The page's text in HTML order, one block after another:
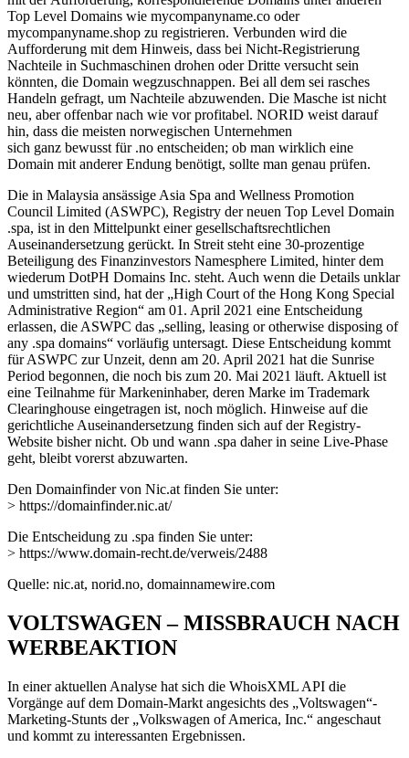
Top Level Domains wie mycompanyname.co oder
mycompanyname.shop zu registrieren. Verbunden wird die
Aufforderung mit dem Hinweis, dass bei Nicht-Registrierung
Nachteile in Suchmaschinen drohen oder Dritte versucht sein
könnten, die Domain wegzuschnappen. Bei all dem sei rasches
Handeln gefragt, um Nachteile abzuwenden. Die Masche ist nicht
neu, aber offenbar nach wie vor profitabel. NORID weist darauf
hin, dass die meisten norwegischen Unternehmen
sich ganz bewusst für .no entscheiden; ob man wirklich eine
Domain mit anderer Endung benötigt, sollte man genau prüfen.
Die in Malaysia ansässige Asia Spa and Wellness Promotion
Council Limited (ASWPC), Registry der neuen Top Level Domain
.spa, ist in den Mittelpunkt einer gesellschaftsrechtlichen
Auseinandersetzung gerückt. In Streit steht eine 30-prozentige
Beteiligung des Finanzinvestors Namesphere Limited, hinter dem
wiederum DotPH Domains Inc. steht. Auch wenn die Details unklar
und umstritten sind, hat der „High Court of the Hong Kong Special
Administrative Region“ am 01. April 2021 eine Entscheidung
erlassen, die ASWPC das „selling, leasing or otherwise disposing of
any .spa domains“ vorläufig untersagt. Diese Entscheidung kommt
für ASWPC zur Unzeit, denn am 20. April 2021 hat die Sunrise
Period begonnen, die noch bis zum 20. Mai 2021 läuft. Aktuell ist
eine Teilnahme für Markeninhaber, deren Marke im Trademark
Clearinghouse eingetragen ist, noch möglich. Hinweise auf die
gerichtliche Auseinandersetzung finden sich auf der Registry-
Website bisher nicht. Ob und wann .spa daher in seine Live-Phase
geht, bleibt vorerst abzuwarten.
Den Domainfinder von Nic.at finden Sie unter:
> https://domainfinder.nic.at/
Die Entscheidung zu .spa finden Sie unter:
> https://www.domain-recht.de/verweis/2488
Quelle: nic.at, norid.no, domainnamewire.com
VOLTSWAGEN – MISSBRAUCH NACH
WERBEAKTION
In einer aktuellen Analyse hat sich die WhoisXML API die
Vorgänge auf dem Domain-Markt angesichts des „Voltswagen“-
Marketing-Stunts der „Volkswagen of America, Inc.“ angeschaut
und kommt zu interessanten Ergebnissen.